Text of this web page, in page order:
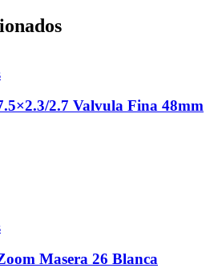
2.7 Valvula Fina 48mm
Masera 26 Blanca